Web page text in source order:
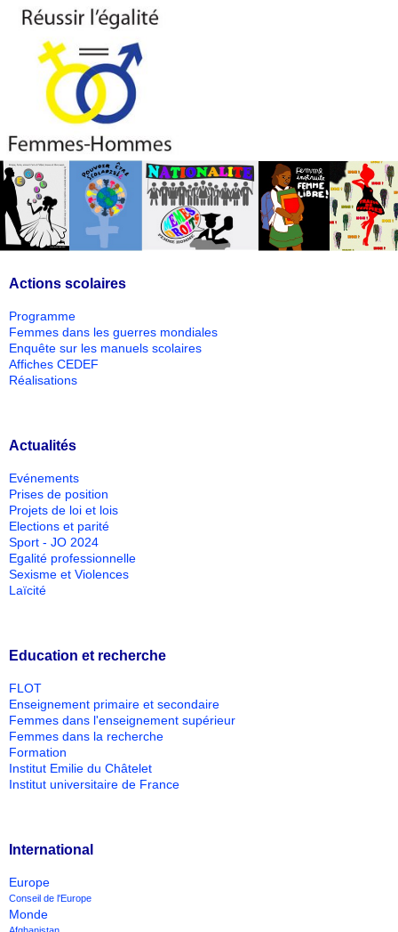
Actions scolaires
Programme
Femmes dans les guerres mondiales
Enquête sur les manuels scolaires
Affiches CEDEF
Réalisations
Actualités
Evénements
Prises de position
Projets de loi et lois
Elections et parité
Sport - JO 2024
Egalité professionnelle
Sexisme et Violences
Laïcité
Education et recherche
FLOT
Enseignement primaire et secondaire
Femmes dans l'enseignement supérieur
Femmes dans la recherche
Formation
Institut Emilie du Châtelet
Institut universitaire de France
International
Europe
Conseil de l'Europe
Monde